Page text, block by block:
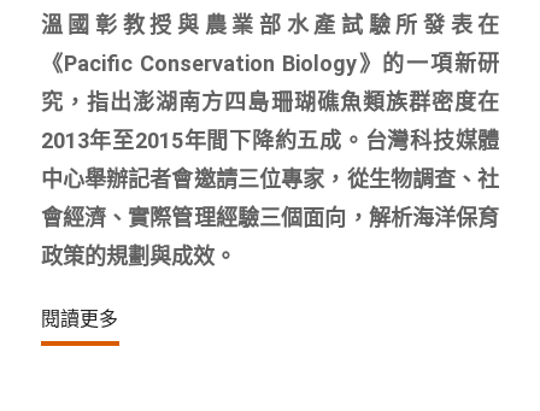
溫國彰教授與農業部水產試驗所發表在
《Pacific Conservation Biology》的一項新研
究，指出澎湖南方四島珊瑚礁魚類族群密度在
2013年至2015年間下降約五成。台灣科技媒體
中心舉辦記者會邀請三位專家，從生物調查、社
會經濟、實際管理經驗三個面向，解析海洋保育
政策的規劃與成效。
閱讀更多